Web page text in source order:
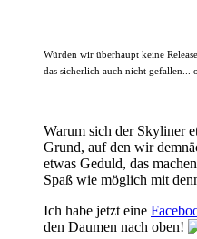
Würden wir überhaupt keine
das sicherlich auch nicht gefallen...
Warum sich der Skyliner
Grund, auf den wir
etwas Geduld, das
Spaß wie möglich mit
Ich habe jetzt eine
den Daumen nach oben!